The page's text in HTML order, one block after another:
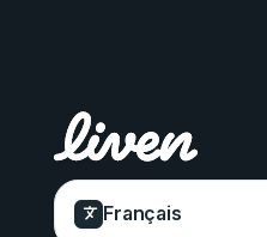
Français